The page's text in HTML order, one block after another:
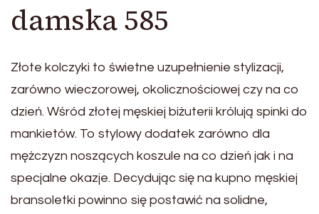
damska 585
Złote kolczyki to świetne uzupełnienie stylizacji,
zarówno wieczorowej, okolicznościowej czy na co
dzień. Wśród złotej męskiej biżuterii królują spinki do
mankietów. To stylowy dodatek zarówno dla
mężczyzn noszących koszule na co dzień jak i na
specjalne okazje. Decydując się na kupno męskiej
bransoletki powinno się postawić na solidne,